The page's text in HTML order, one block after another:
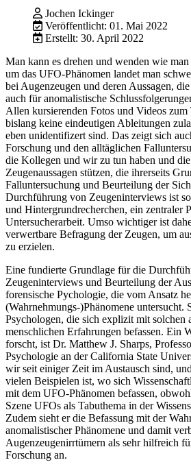
Jochen Ickinger
Veröffentlicht: 01. Mai 2022
Erstellt: 30. April 2022
Man kann es drehen und wenden wie
um das UFO-Phänomen landet man
bei Augenzeugen und deren Aussagen,
auch für anomalistische
Allen kursierenden Fotos und Videos
bislang keine eindeutigen Ableitungen
eben unidentifizert sind. Das zeigt sich
Forschung und den alltäglichen
die Kollegen und wir zu tun haben und
Zeugenaussagen stützen, die ihrerseits
Falluntersuchung und Beurteilung der
Durchführung von Zeugeninterviews ist
und Hintergrundrecherchen, ein zentraler
Untersucherarbeit. Umso wichtiger ist
verwertbare Befragung der Zeugen, um
zu erzielen.
Eine fundierte Grundlage für die
Zeugeninterviews und Beurteilung der
forensische Pychologie, die vom Ansatz
(Wahrnehmungs-)Phänomene untersucht.
Psychologen, die sich explizit mit solchen
menschlichen Erfahrungen befassen. Ein
forscht, ist Dr. Matthew J. Sharps,
Psychologie an der California State
wir seit einiger Zeit im Austausch sind,
vielen Beispielen ist, wo sich
mit dem UFO-Phänomen befassen,
Szene UFOs als Tabuthema in der
Zudem sieht er die Befassung mit der
anomalistischer Phänomene und damit
Augenzeugenirrtümern als sehr hilfreich
Forschung an.